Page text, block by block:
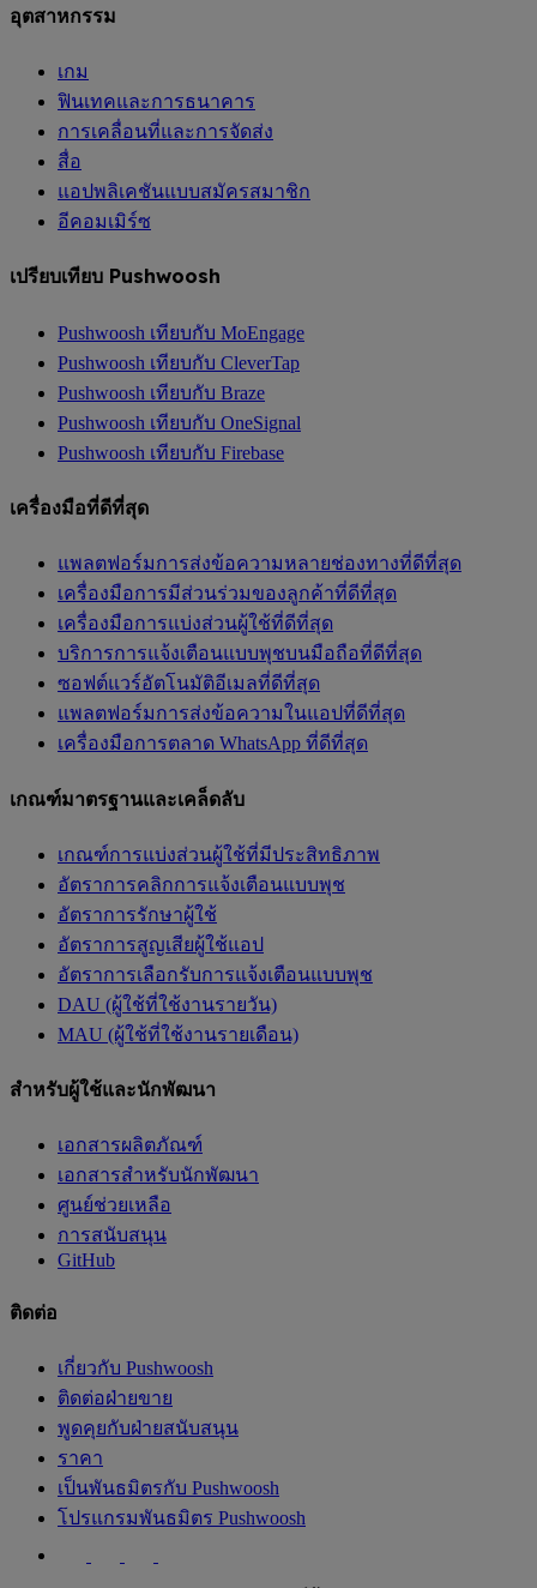
อุตสาหกรรม
เกม
ฟินเทคและการธนาคาร
การเคลื่อนที่และการจัดส่ง
สื่อ
แอปพลิเคชันแบบสมัครสมาชิก
อีคอมเมิร์ซ
เปรียบเทียบ Pushwoosh
Pushwoosh เทียบกับ MoEngage
Pushwoosh เทียบกับ CleverTap
Pushwoosh เทียบกับ Braze
Pushwoosh เทียบกับ OneSignal
Pushwoosh เทียบกับ Firebase
เครื่องมือที่ดีที่สุด
แพลตฟอร์มการส่งข้อความหลายช่องทางที่ดีที่สุด
เครื่องมือการมีส่วนร่วมของลูกค้าที่ดีที่สุด
เครื่องมือการแบ่งส่วนผู้ใช้ที่ดีที่สุด
บริการการแจ้งเตือนแบบพุชบนมือถือที่ดีที่สุด
ซอฟต์แวร์อัตโนมัติอีเมลที่ดีที่สุด
แพลตฟอร์มการส่งข้อความในแอปที่ดีที่สุด
เครื่องมือการตลาด WhatsApp ที่ดีที่สุด
เกณฑ์มาตรฐานและเคล็ดลับ
เกณฑ์การแบ่งส่วนผู้ใช้ที่มีประสิทธิภาพ
อัตราการคลิกการแจ้งเตือนแบบพุช
อัตราการรักษาผู้ใช้
อัตราการสูญเสียผู้ใช้แอป
อัตราการเลือกรับการแจ้งเตือนแบบพุช
DAU (ผู้ใช้ที่ใช้งานรายวัน)
MAU (ผู้ใช้ที่ใช้งานรายเดือน)
สำหรับผู้ใช้และนักพัฒนา
เอกสารผลิตภัณฑ์
เอกสารสำหรับนักพัฒนา
ศูนย์ช่วยเหลือ
การสนับสนุน
GitHub
ติดต่อ
เกี่ยวกับ Pushwoosh
ติดต่อฝ่ายขาย
พูดคุยกับฝ่ายสนับสนุน
ราคา
เป็นพันธมิตรกับ Pushwoosh
โปรแกรมพันธมิตร Pushwoosh